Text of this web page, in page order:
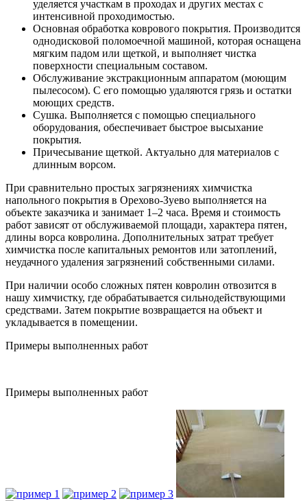
уделяется участкам в проходах и других местах с
интенсивной проходимостью.
Основная обработка коврового покрытия. Производится
однодисковой поломоечной машиной, которая оснащена
мягким падом или щеткой, и выполняет чистка
поверхности специальным составом.
Обслуживание экстракционным аппаратом (моющим
пылесосом). С его помощью удаляются грязь и остатки
моющих средств.
Сушка. Выполняется с помощью специального
оборудования, обеспечивает быстрое высыхание
покрытия.
Причесывание щеткой. Актуально для материалов с
длинным ворсом.
При сравнительно простых загрязнениях химчистка
напольного покрытия в Орехово-Зуево выполняется на
объекте заказчика и занимает 1–2 часа. Время и стоимость
работ зависят от обслуживаемой площади, характера пятен,
длины ворса ковролина. Дополнительных затрат требует
химчистка после капитальных ремонтов или затоплений,
неудачного удаления загрязнений собственными силами.
При наличии особо сложных пятен ковролин отвозится в
нашу химчистку, где обрабатывается сильнодействующими
средствами. Затем покрытие возвращается на объект и
укладывается в помещении.
Примеры выполненных работ
Примеры выполненных работ